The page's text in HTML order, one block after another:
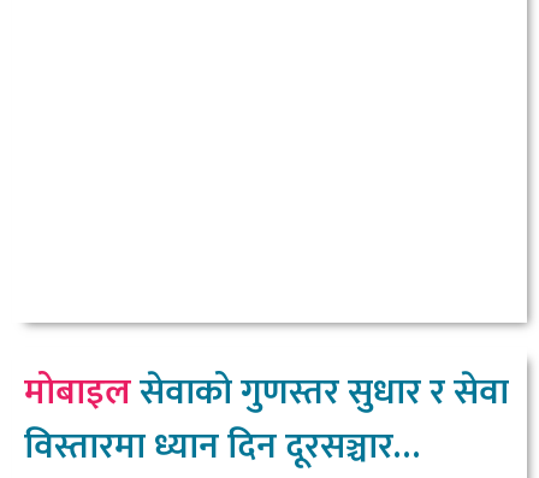
मोबाइलसेवाको गुणस्तर सुधार र सेवा
विस्तारमा ध्यान दिन दूरसञ्चार